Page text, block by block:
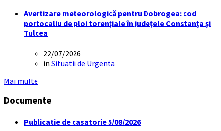
Avertizare meteorologică pentru Dobrogea: cod
portocaliu de ploi torențiale în județele Constanța și
Tulcea
22/07/2026
in Situatii de Urgenta
Mai multe
Documente
Publicatie de casatorie 5/08/2026